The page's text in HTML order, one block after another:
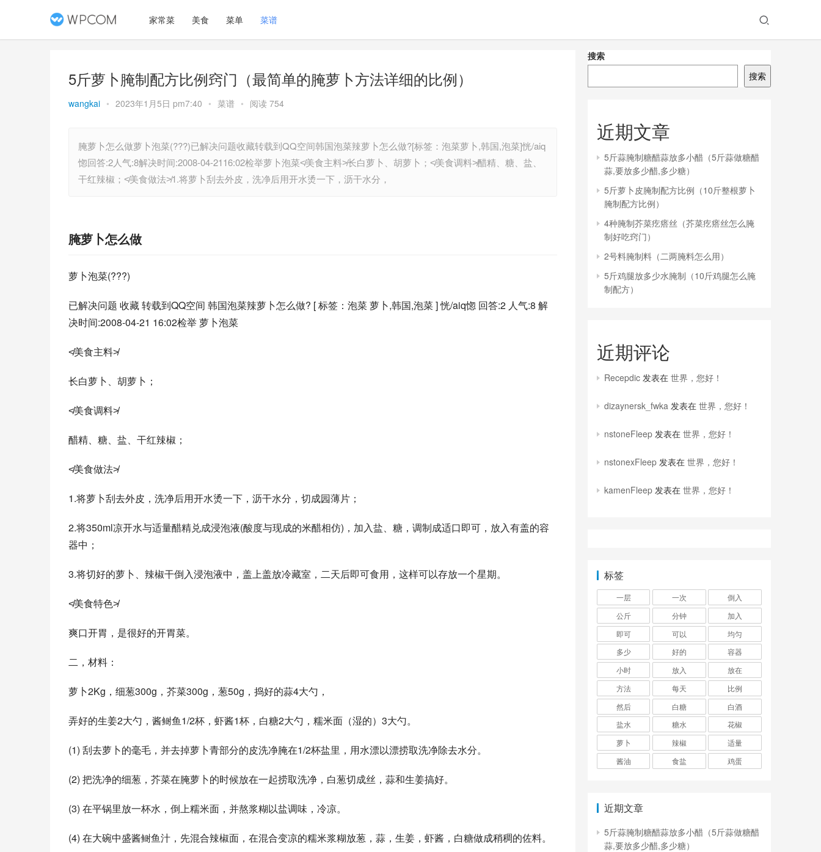
家常菜 美食 菜单 菜谱
5斤萝卜腌制配方比例窍门（最简单的腌萝卜方法详细的比例）
wangkai • 2023年1月5日 pm7:40 • 菜谱 • 阅读 754
腌萝卜怎么做萝卜泡菜(???)已解决问题收藏转载到QQ空间韩国泡菜辣萝卜怎么做?[标签：泡菜萝卜,韩国,泡菜]恍/aiq
惚回答:2人气:8解决时间:2008-04-2116:02检举萝卜泡菜≮美食主料≯长白萝卜、胡萝卜；≮美食调料≯醋精、糖、盐、
干红辣椒；≮美食做法≯1.将萝卜刮去外皮，洗净后用开水烫一下，沥干水分，
腌萝卜怎么做
萝卜泡菜(???)
已解决问题 收藏 转载到QQ空间 韩国泡菜辣萝卜怎么做? [ 标签：泡菜 萝卜,韩国,泡菜 ] 恍/aiq惚 回答:2 人气:8 解
决时间:2008-04-21 16:02检举 萝卜泡菜
≮美食主料≯
长白萝卜、胡萝卜；
≮美食调料≯
醋精、糖、盐、干红辣椒；
≮美食做法≯
1.将萝卜刮去外皮，洗净后用开水烫一下，沥干水分，切成园薄片；
2.将350ml凉开水与适量醋精兑成浸泡液(酸度与现成的米醋相仿)，加入盐、糖，调制成适口即可，放入有盖的容
器中；
3.将切好的萝卜、辣椒干倒入浸泡液中，盖上盖放冷藏室，二天后即可食用，这样可以存放一个星期。
≮美食特色≯
爽口开胃，是很好的开胃菜。
二，材料：
萝卜2Kg，细葱300g，芥菜300g，葱50g，捣好的蒜4大勺，
弄好的生姜2大勺，酱鲥鱼1/2杯，虾酱1杯，白糖2大勺，糯米面（湿的）3大勺。
(1) 刮去萝卜的毫毛，并去掉萝卜青部分的皮洗净腌在1/2杯盐里，用水漂以漂捞取洗净除去水分。
(2) 把洗净的细葱，芥菜在腌萝卜的时候放在一起捞取洗净，白葱切成丝，蒜和生姜搞好。
(3) 在平锅里放一杯水，倒上糯米面，并熬浆糊以盐调味，冷凉。
(4) 在大碗中盛酱鲥鱼汁，先混合辣椒面，在混合变凉的糯米浆糊放葱，蒜，生姜，虾酱，白糖做成稍稠的佐料。
搜索
搜索
近期文章
5斤蒜腌制糖醋蒜放多小醋（5斤蒜做糖醋
蒜,要放多少醋,多少糖）
5斤萝卜皮腌制配方比例（10斤整根萝卜
腌制配方比例）
4种腌制芥菜疙瘩丝（芥菜疙瘩丝怎么腌
制好吃窍门）
2号料腌制料（二两腌料怎么用）
5斤鸡腿放多少水腌制（10斤鸡腿怎么腌
制配方）
近期评论
Recepdic 发表在 世界，您好！
dizaynersk_fwka 发表在 世界，您好！
nstoneFleep 发表在 世界，您好！
nstonexFleep 发表在 世界，您好！
kamenFleep 发表在 世界，您好！
标签
一层 一次
倒入
公斤
分钟
加入
即可
可以
均匀
多少
好的
容器
小时
放入
放在
方法
每天
比例
然后
白糖
白酒
盐水
糖水
花椒
萝卜
辣椒
适量
酱油
食盐 鸡蛋
近期文章
5斤蒜腌制糖醋蒜放多小醋（5斤蒜做糖醋
蒜,要放多少醋,多少糖）